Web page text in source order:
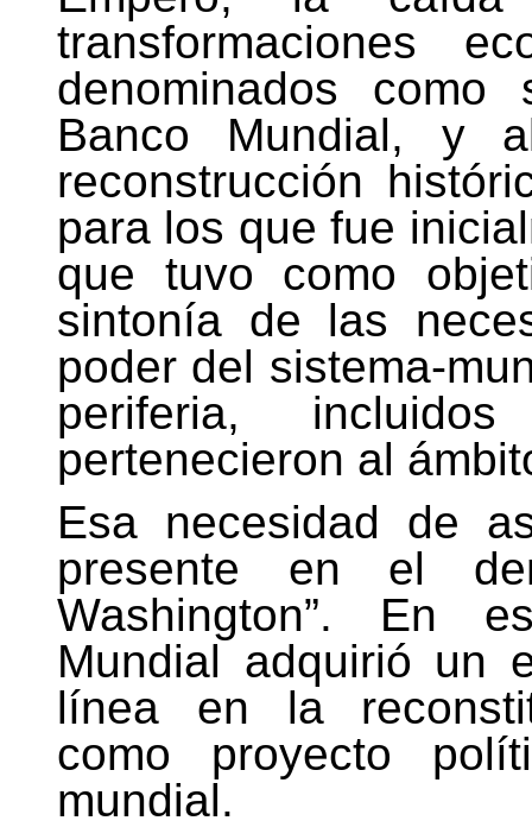
transformaciones
denominados como
Banco Mundial, y
reconstrucción
para los que fue
que tuvo como
sintonía de las
poder del sistema-
periferia,
pertenecieron al
Esa necesidad de
presente en el
Washington”. En
Mundial adquirió un
línea en la
como proyecto
mundial.